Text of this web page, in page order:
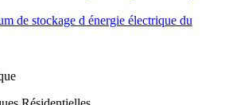
de stockage d énergie électrique du